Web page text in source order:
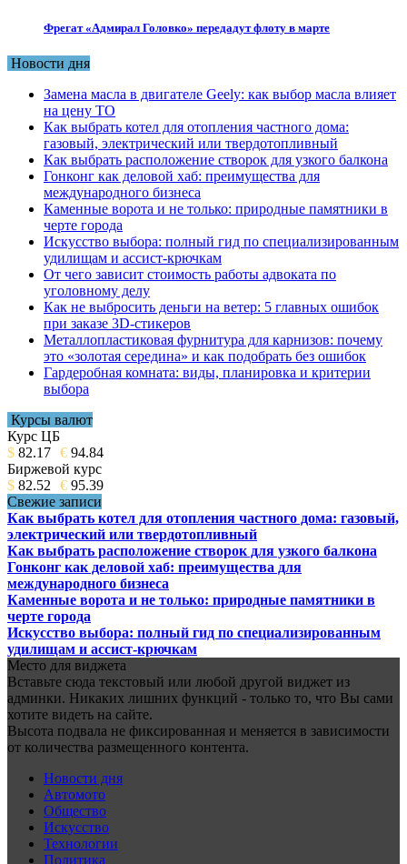
Фрегат «Адмирал Головко» передадут флоту в марте
Новости дня
Замена масла в двигателе Geely: как выбор масла влияет
на цену ТО
Как выбрать котел для отопления частного дома:
газовый, электрический или твердотопливный
Как выбрать расположение створок для узкого балкона
Гонконг как деловой хаб: преимущества для
международного бизнеса
Каменные ворота и не только: природные памятники в
черте города
Искусство выбора: полный гид по специализированным
удилищам и ассист-крючкам
От чего зависит стоимость работы адвоката по
уголовному делу
Как не выбросить деньги на ветер: 5 главных ошибок
при заказе 3D-стикеров
Металлопластиковая фурнитура для карнизов: почему
это «золотая середина» и как подобрать без ошибок
Гардеробная комната: виды, планировка и критерии
выбора
Курсы валют
Курс ЦБ
$ 82.17 € 94.84
Биржевой курс
$ 82.52 € 95.39
Свежие записи
Как выбрать котел для отопления частного дома: газовый,
электрический или твердотопливный
Как выбрать расположение створок для узкого балкона
Гонконг как деловой хаб: преимущества для
международного бизнеса
Каменные ворота и не только: природные памятники в
черте города
Искусство выбора: полный гид по специализированным
удилищам и ассист-крючкам
Место для виджета
Вставьте сюда текстовый или любой другой виджет из
админки. Никаких лишних функций - только то, что Вы сами
хотите видеть на сайте.
Высота подвала не фиксированная и меняется в зависимости
от количества размещенного контента.
Новости дня
Автомото
Общество
Искусство
Технологии
Политика